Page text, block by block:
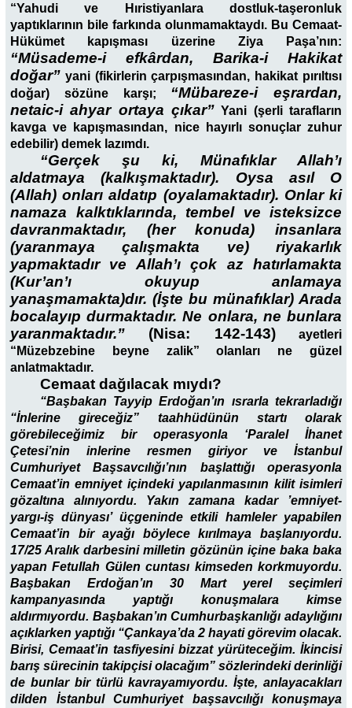
“Yahudi ve Hıristiyanlara dostluk-taşeronluk
yaptıklarının bile farkında olunmamaktaydı. Bu Cemaat-
Hükümet kapışması üzerine Ziya Paşa’nın:
“Müsademe-i efkârdan, Barika-i Hakikat
doğar” yani (fikirlerin çarpışmasından, hakikat pırıltısı
doğar) sözüne karşı; “Mübareze-i eşrardan,
netaic-i ahyar ortaya çıkar” Yani (şerli tarafların
kavga ve kapışmasından, nice hayırlı sonuçlar zuhur
edebilir) demek lazımdı.
“Gerçek şu ki, Münafıklar Allah’ı
aldatmaya (kalkışmaktadır). Oysa asıl O
(Allah) onları aldatıp (oyalamaktadır). Onlar ki
namaza kalktıklarında, tembel ve isteksizce
davranmaktadır, (her konuda) insanlara
(yaranmaya çalışmakta ve) riyakarlık
yapmaktadır ve Allah’ı çok az hatırlamakta
(Kur’an’ı okuyup anlamaya
yanaşmamakta)dır. (İşte bu münafıklar) Arada
bocalayıp durmaktadır. Ne onlara, ne bunlara
yaranmaktadır.” (Nisa: 142-143)ayetleri
“Müzebzebine beyne zalik” olanları ne güzel
anlatmaktadır.
Cemaat dağılacak mıydı?
“Başbakan Tayyip Erdoğan’ın ısrarla tekrarladığı
“İnlerine gireceğiz” taahhüdünün startı olarak
görebileceğimiz bir operasyonla ‘Paralel İhanet
Çetesi’nin inlerine resmen giriyor ve İstanbul
Cumhuriyet Başsavcılığı’nın başlattığı operasyonla
Cemaat’in emniyet içindeki yapılanmasının kilit isimleri
gözaltına alınıyordu. Yakın zamana kadar ’emniyet-
yargı-iş dünyası’ üçgeninde etkili hamleler yapabilen
Cemaat’in bir ayağı böylece kırılmaya başlanıyordu.
17/25 Aralık darbesini milletin gözünün içine baka baka
yapan Fetullah Gülen cuntası kimseden korkmuyordu.
Başbakan Erdoğan’ın 30 Mart yerel seçimleri
kampanyasında yaptığı konuşmalara kimse
aldırmıyordu. Başbakan’ın Cumhurbaşkanlığı adaylığını
açıklarken yaptığı “Çankaya’da 2 hayati görevim olacak.
Birisi, Cemaat’in tasfiyesini bizzat yürüteceğim. İkincisi
barış sürecinin takipçisi olacağım” sözlerindeki derinliği
de bunlar bir türlü kavrayamıyordu. İşte, anlayacakları
dilden İstanbul Cumhuriyet başsavcılığı konuşmaya